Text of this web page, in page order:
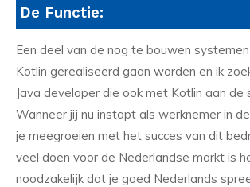
De Functie:
Een deel van de nog te bouwen
Kotlin gerealiseerd gaan worden en ik
Java developer die ook met Kotlin aan de
Wanneer jij nu instapt als werknemer in
je meegroeien met het succes van dit
veel doen voor de Nederlandse markt is
noodzakelijk dat je goed Nederlands